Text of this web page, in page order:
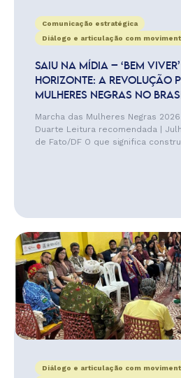
Comunicação estratégica
Diálogo e articulação com
SAIU NA MÍDIA – ‘BEM
HORIZONTE: A REVOLUÇÃO
MULHERES NEGRAS NO
Marcha das Mulheres Negras
Duarte Leitura recomendada |
de Fato/DF O que significa
Diálogo e articulação com